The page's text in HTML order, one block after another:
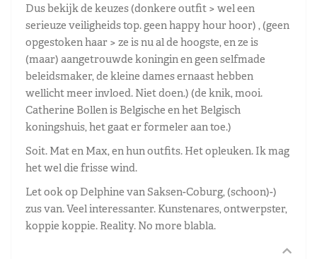
Dus bekijk de keuzes (donkere outfit > wel een
serieuze veiligheids top. geen happy hour hoor) , (geen
opgestoken haar > ze is nu al de hoogste, en ze is
(maar) aangetrouwde koningin en geen selfmade
beleidsmaker, de kleine dames ernaast hebben
wellicht meer invloed. Niet doen.) (de knik, mooi.
Catherine Bollen is Belgische en het Belgisch
koningshuis, het gaat er formeler aan toe.)
Soit. Mat en Max, en hun outfits. Het opleuken. Ik mag
het wel die frisse wind.
Let ook op Delphine van Saksen-Coburg, (schoon)-)
zus van. Veel interessanter. Kunstenares, ontwerpster,
koppie koppie. Reality. No more blabla.